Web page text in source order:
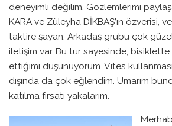
deneyimli değilim. Gözlemlerimi
KARA ve Züleyha DİKBAŞ’ın özverisi,
taktire şayan. Arkadaş grubu çok
iletişim var. Bu tur sayesinde,
ettiğimi düşünüyorum. Vites
dışında da çok eğlendim. Umarım
katılma fırsatı yakalarım.